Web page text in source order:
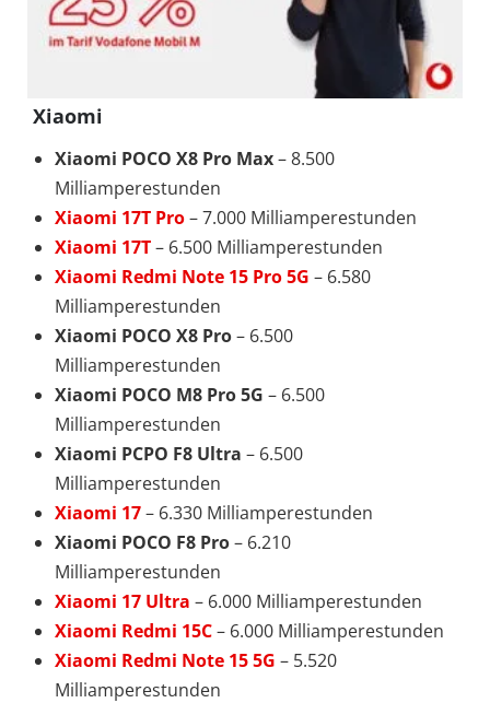
Xiaomi
Xiaomi POCO X8 Pro Max– 8.500
Milliamperestunden
Xiaomi 17T Pro– 7.000 Milliamperestunden
Xiaomi 17T– 6.500 Milliamperestunden
Xiaomi Redmi Note 15 Pro 5G – 6.580
Milliamperestunden
Xiaomi POCO X8 Pro– 6.500
Milliamperestunden
Xiaomi POCO M8 Pro 5G – 6.500
Milliamperestunden
Xiaomi PCPO F8 Ultra – 6.500
Milliamperestunden
Xiaomi 17– 6.330 Milliamperestunden
Xiaomi POCO F8 Pro– 6.210
Milliamperestunden
Xiaomi 17 Ultra – 6.000 Milliamperestunden
Xiaomi Redmi 15C– 6.000 Milliamperestunden
Xiaomi Redmi Note 155G – 5.520
Milliamperestunden